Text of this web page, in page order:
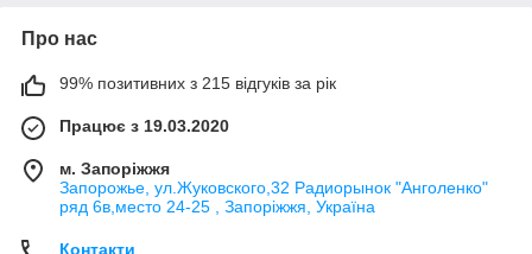
Про нас
99% позитивних з 215 відгуків за рік
Працює з 19.03.2020
м. Запоріжжя
Запорожье, ул.Жуковского,32 Радиорынок "Анголенко"
ряд 6в,место 24-25 , Запоріжжя, Україна
Контакти